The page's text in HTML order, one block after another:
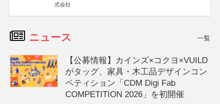
式会社
ニュース 一覧
【公募情報】カインズ×コクヨ×VUILD
がタッグ、家具・木工品デザインコン
ペティション「CDM Digi Fab
COMPETITION 2026」を初開催